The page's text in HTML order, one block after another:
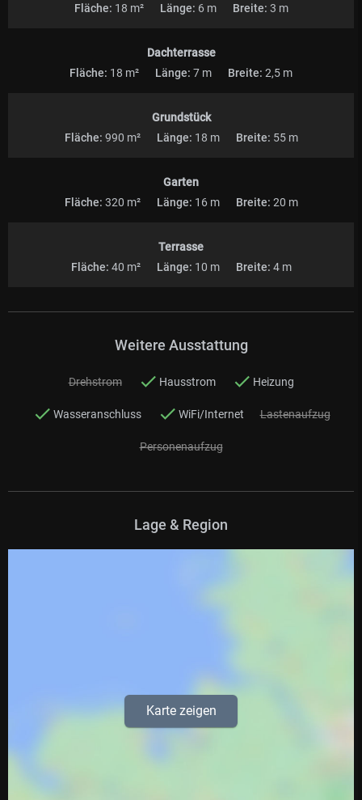
Fläche: 18 m² Länge: 6 m Breite: 3 m
Dachterrasse
Fläche: 18 m² Länge: 7 m Breite: 2,5 m
Grundstück
Fläche: 990 m² Länge: 18 m Breite: 55 m
Garten
Fläche: 320 m² Länge: 16 m Breite: 20 m
Terrasse
Fläche: 40 m² Länge: 10 m Breite: 4 m
Weitere Ausstattung
Drehstrom Hausstrom Heizung
Wasseranschluss WiFi/Internet Lastenaufzug
Personenaufzug
Lage & Region
Karte zeigen